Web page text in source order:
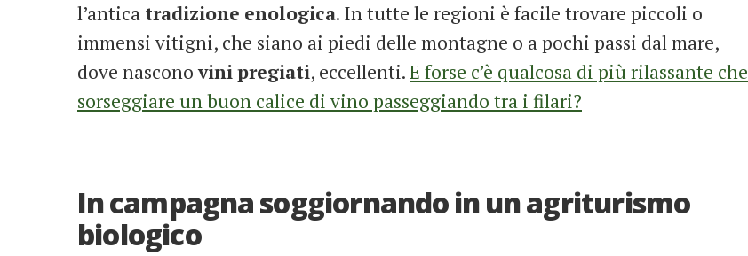
l’antica tradizione enologica. In tutte le regioni è facile trovare piccoli o
immensi vitigni, che siano ai piedi delle montagne o a pochi passi dal mare,
dove nasconovinipregiati, eccellenti.E forse c’è qualcosa di più rilassante che
sorseggiare un buon calice di vino passeggiando tra i filari?
In campagna soggiornando in un agriturismo
biologico